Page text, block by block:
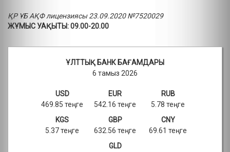
ҚР ҰБ АҚФ лицензиясы 23.09.2020 №7520029
ЖҰМЫС УАҚЫТЫ: 09.00-20.00
ҰЛТТЫҚ БАНК БАҒАМДАРЫ
6 тамыз 2026
USD
469.85 теңге
EUR
542.16 теңге
RUB
5.78 теңге
KGS
5.37 теңге
GBP
632.56 теңге
CNY
69.61 теңге
GLD